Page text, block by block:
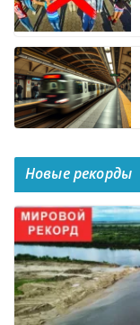
Новые рекорды